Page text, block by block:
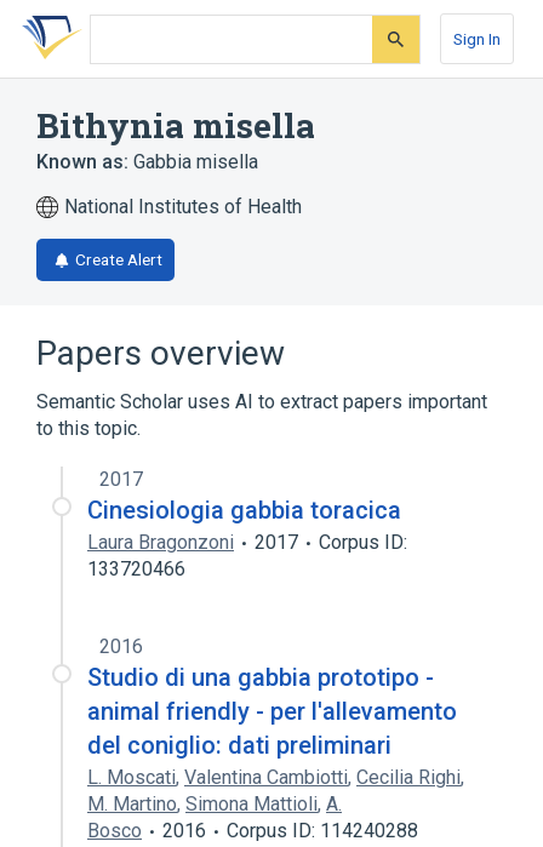
Skip
search
Skip
Skip
account
Sign In
Bithynia misella
Known as: Gabbia misella
National Institutes of Health
Create Alert
Papers overview
Semantic Scholar uses AI to extract papers important
to this topic.
2017
Cinesiologia gabbia toracica
Laura Bragonzoni 2017
Corpus ID:
133720466
2016
Studio di una gabbia prototipo -
animal friendly - per l'allevamento
del coniglio: dati preliminari
L. Moscati, Valentina Cambiotti, Cecilia Righi,
M. Martino, Simona Mattioli, A.
Bosco
2016
Corpus ID: 114240288